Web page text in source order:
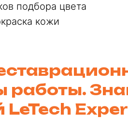
подбора цвета
кожи
работы.